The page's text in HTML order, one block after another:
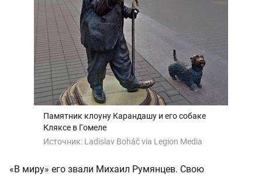
Памятник клоуну Карандашу и его собаке
Кляксе в Гомеле
Источник: Ladislav Boháč via Legion Media
«В миру» его звали Михаил Румянцев. Свою